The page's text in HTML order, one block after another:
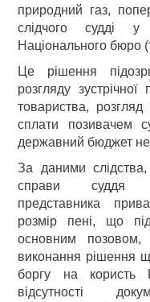
природний газ,
слідчого судді у
Національного бюро
Це рішення
розгляду
товариства,
сплати позивачем
державний бюджет
За даними
справи суддя
представника
розмір пені, що
основним
виконання рішення
боргу на користь
відсутності